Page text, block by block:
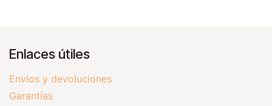
Enlaces útiles
Envíos y devoluciones
Garantías